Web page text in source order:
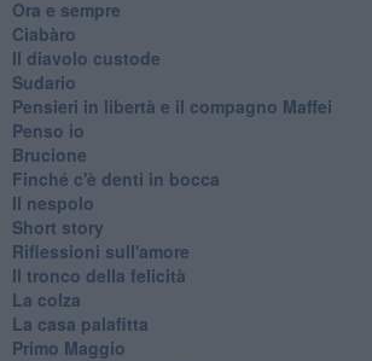
Ora e sempre
Ciabàro
Il diavolo custode
Sudario
Pensieri in libertà e il compagno Maffei
Penso io
Brucione
Finché c'è denti in bocca
Il nespolo
Short story
Riflessioni sull'amore
Il tronco della felicità
La colza
La casa palafitta
Primo Maggio